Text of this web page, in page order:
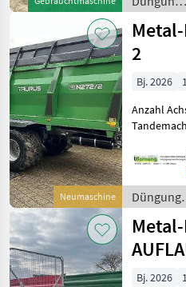
Sonstige Düngung- und
Alle 15
anzeigen
MARKEN
Rauch
Amazone
Fliegl
Kotte
Zunhammer
zur
und
/ Tebbe
Neumaschine
2
Bj. 2026
Anzahl
einseitige
Deutsche
1324 oder
Düngung
und
/ Metal-
Fach
Bj. 2026